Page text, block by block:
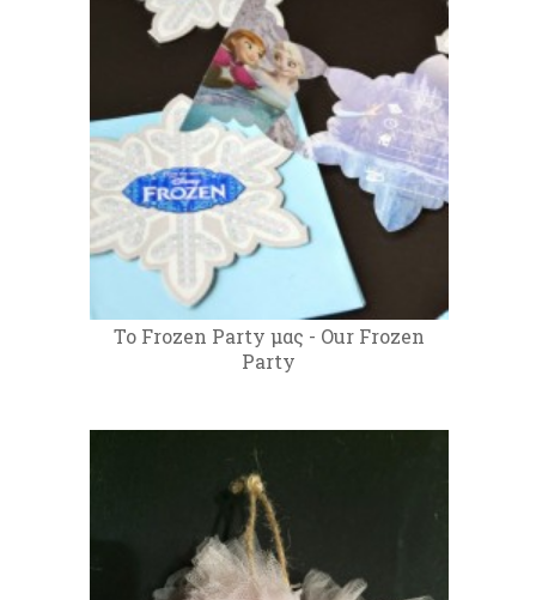
Το Frozen Party μας - Our Frozen
Party